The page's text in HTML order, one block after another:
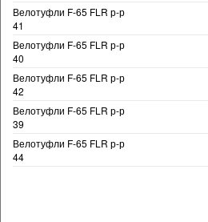
Велотуфли F-65 FLR р-р
41
Велотуфли F-65 FLR р-р
40
Велотуфли F-65 FLR р-р
42
Велотуфли F-65 FLR р-р
39
Велотуфли F-65 FLR р-р
44